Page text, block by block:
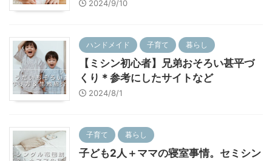
2024/9/10
ハンドメイド 子育て 暮らし
【ミシン初心者】兄弟おそろい甚平づ
くり＊参考にしたサイトなど
2024/8/1
子育て 暮らし
子ども2人＋ママの寝室事情。セミシン